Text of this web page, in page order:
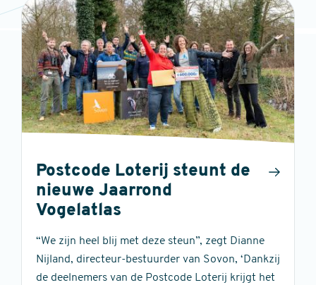
Postcode Loterij steunt de
nieuwe Jaarrond
Vogelatlas
“We zijn heel blij met deze steun”, zegt Dianne
Nijland, directeur-bestuurder van Sovon, ‘Dankzij
de deelnemers van de Postcode Loterij krijgt het